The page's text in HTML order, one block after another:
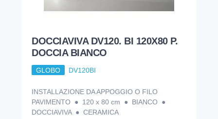
DOCCIAVIVA DV120. BI 120X80 P.
DOCCIA BIANCO
GLOBO DV120BI
INSTALLAZIONE DA APPOGGIO O FILO
PAVIMENTO ● 120 x 80 cm ● BIANCO ●
DOCCIAVIVA ● CERAMICA